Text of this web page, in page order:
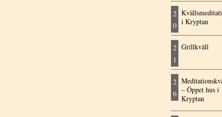
2
0 i Kryptan
2
1
Grillkväll
2
6 – Öppet hus i
Kryptan